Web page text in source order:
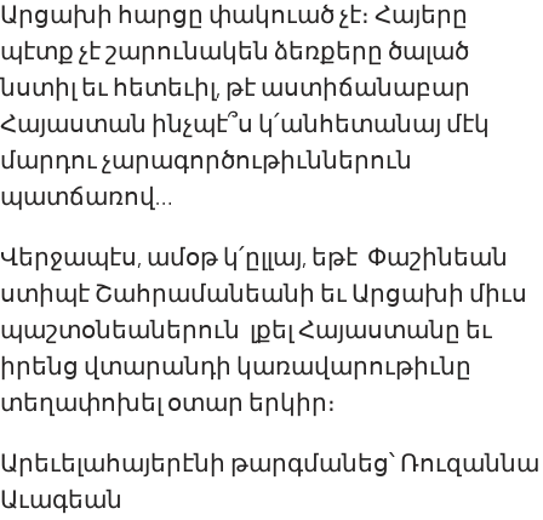
Արցախի հարցը փակուած չէ։ Հայերը
պէտք չէ շարունակեն ձեռքերը ծալած
նստիլ եւ հետեւիլ, թէ աստիճանաբար
Հայաստան ինչպէ՞ս կ՛անհետանայ մէկ
մարդու չարագործութիւններուն
պատճառով…
Վերջապէս, ամօթ կ՛ըլլայ, եթէ Փաշինեան
ստիպէ Շահրամանեանի եւ Արցախի միւս
պաշտօնեաներուն լքել Հայաստանը եւ
իրենց վտարանդի կառավարութիւնը
տեղափոխել օտար երկիր։
Արեւելահայերէնի թարգմանեց՝ Ռուզաննա
Աւագեան